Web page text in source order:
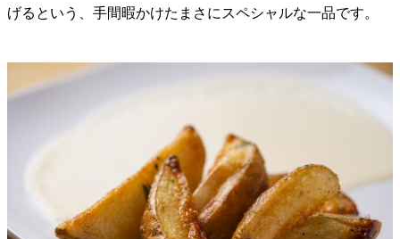
げるという、手間暇かけたまさにスペシャルな一品です。